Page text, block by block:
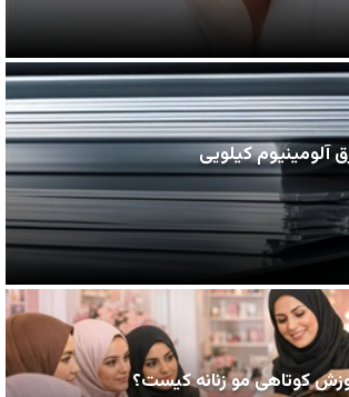
آلومینیوم کیلویی
کوتاهی مو زنانه کیست؟